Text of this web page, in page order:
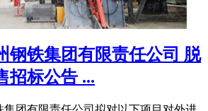
钢铁集团有限责任公司 脱
招标公告 ...